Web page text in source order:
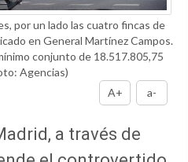
por un lado las cuatro fincas de
en General Martínez Campos.
conjunto de 18.517.805,75
Agencias)
A+
a-
a través de